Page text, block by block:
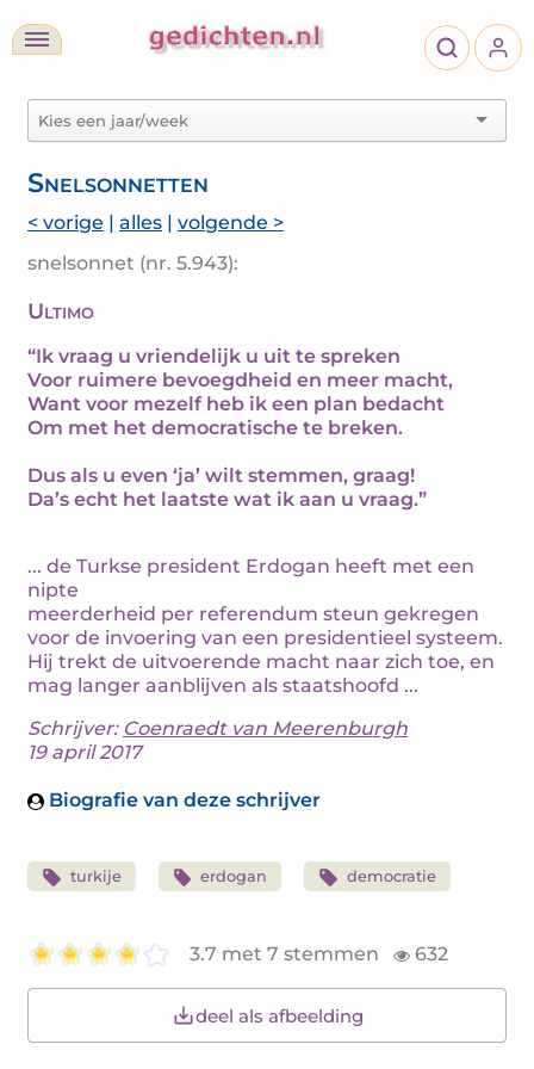
Snelsonnetten
< vorige | alles | volgende >
snelsonnet (nr. 5.943):
Ultimo
“Ik vraag u vriendelijk u uit te spreken
Voor ruimere bevoegdheid en meer macht,
Want voor mezelf heb ik een plan bedacht
Om met het democratische te breken.
Dus als u even ‘ja’ wilt stemmen, graag!
Da’s echt het laatste wat ik aan u vraag.”
... de Turkse president Erdogan heeft met een
nipte
meerderheid per referendum steun gekregen
voor de invoering van een presidentieel systeem.
Hij trekt de uitvoerende macht naar zich toe, en
mag langer aanblijven als staatshoofd ...
Schrijver: Coenraedt van Meerenburgh
19 april 2017
Biografie van deze schrijver
turkije erdogan democratie
3.7 met 7 stemmen 632
deel als afbeelding